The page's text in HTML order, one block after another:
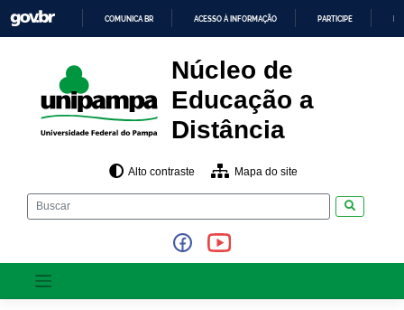
para
o
O
CONTEÚDO
COMUNICA BR ACESSO À INFORMAÇÃO PARTICIPE
Núcleo de
Educação a
Distância
Alto contraste Mapa do site